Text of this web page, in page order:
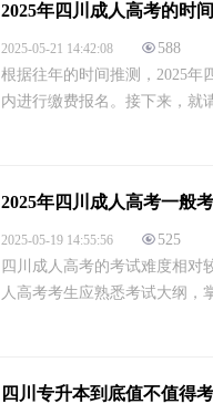
2025年四川成人高考的时
2025-05-21 14:42:08
588
根据往年的时间推测，2025年
内进行缴费报名。接下来，就
2025年四川成人高考一般
2025-05-19 14:55:56
525
四川成人高考的考试难度相对
人高考考生应熟悉考试大纲，
四川专升本到底值不值得